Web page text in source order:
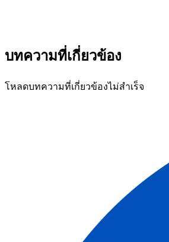
บทความที่เกี่ยวข้อง
โหลดบทความที่เกี่ยวข้องไม่สำเร็จ